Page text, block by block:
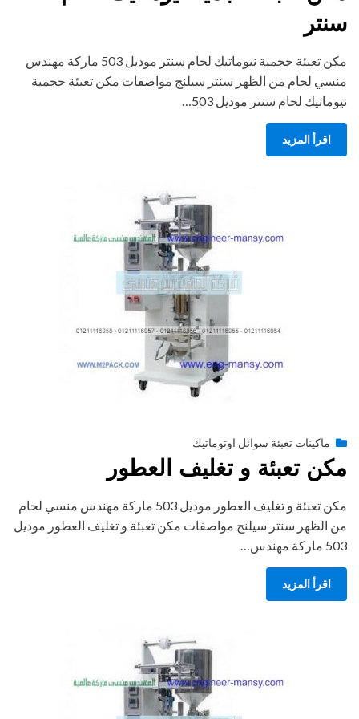
سنتر
مكن تعبئة حجمية نيوماتيك لحام سنتر موديل 503 ماركة مهندس
منسي لحام من الظهر سنتر سيلنج مواصفات مكن تعبئة حجمية
نيوماتيك لحام سنتر موديل 503…
اقرأ المزيد
byengmansyPostedأغسطس 27, 2020
ماكينات تعبئة سوائل اوتوماتيك
مكن تعبئة و تغليف العطور
مكن تعبئة و تغليف العطور موديل 503 ماركة مهندس منسي لحام
من الظهر سنتر سيلنج مواصفات مكن تعبئة و تغليف العطور موديل
503 ماركة مهندس…
اقرأ المزيد